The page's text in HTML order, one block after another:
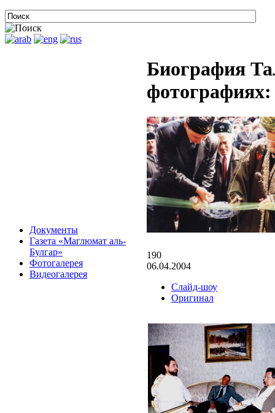
Документы
Газета «Маглюмат аль-
Булгар»
Фотогалерея
Видеогалерея
Биография
фотографиях:
190
06.04.2004
Слайд-шоу
Оригинал